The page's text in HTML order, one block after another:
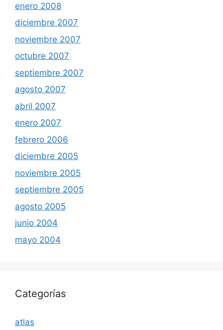
enero 2008
diciembre 2007
noviembre 2007
octubre 2007
septiembre 2007
agosto 2007
abril 2007
enero 2007
febrero 2006
diciembre 2005
noviembre 2005
septiembre 2005
agosto 2005
junio 2004
mayo 2004
Categorías
atlas